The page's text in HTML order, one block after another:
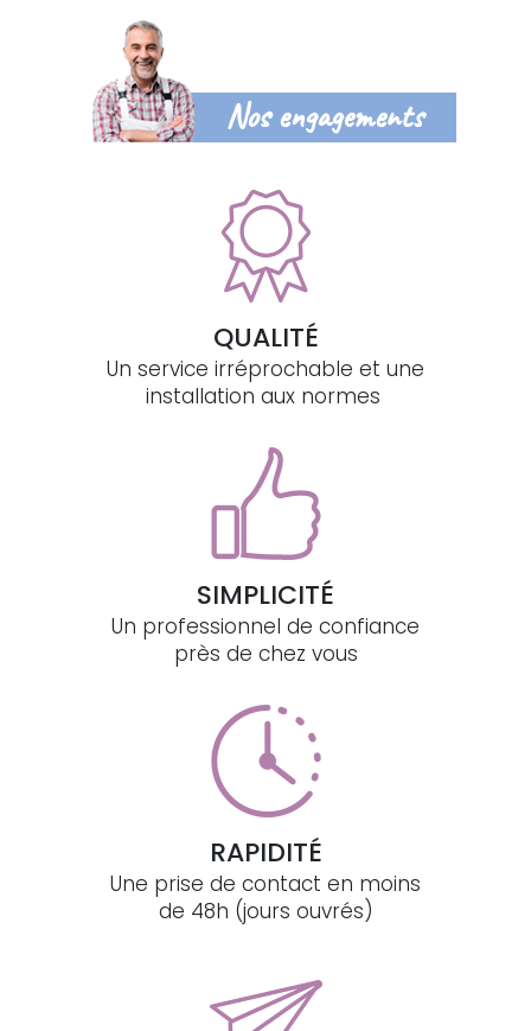
Nos engagements
QUALITÉ
Un service irréprochable et une
installation aux normes
SIMPLICITÉ
Un professionnel de confiance
près de chez vous
RAPIDITÉ
Une prise de contact en moins
de 48h (jours ouvrés)